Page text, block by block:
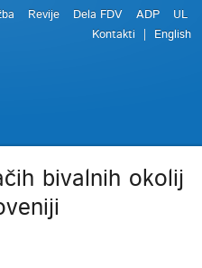
Revije Dela FDV ADP
UL
Kontakti
English
bivalnih okolij